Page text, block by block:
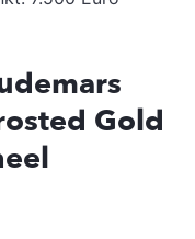
Gold